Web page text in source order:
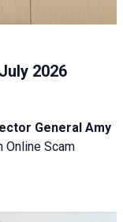
2026
General Amy
Online Scam